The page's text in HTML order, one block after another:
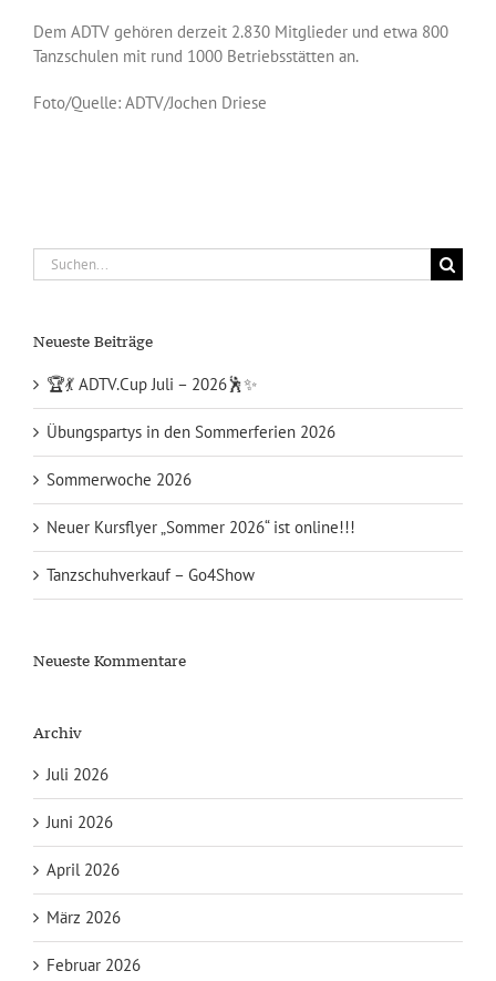
Dem ADTV gehören derzeit 2.830 Mitglieder und etwa 800
Tanzschulen mit rund 1000 Betriebsstätten an.
Foto/Quelle: ADTV/Jochen Driese
Suche
nach:
Neueste Beiträge
🏆💃 ADTV.Cup Juli – 2026🕺✨
Übungspartys in den Sommerferien 2026
Sommerwoche 2026
Neuer Kursflyer „Sommer 2026“ ist online!!!
Tanzschuhverkauf – Go4Show
Neueste Kommentare
Archiv
Juli 2026
Juni 2026
April 2026
März 2026
Februar 2026